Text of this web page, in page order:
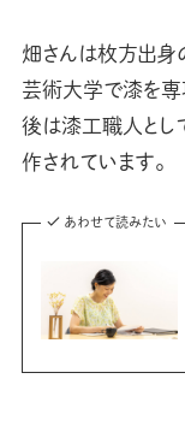
畑さんは枚方出身
芸術大学で漆を専
後は漆工職人とし
作されています。
あわせて読みたい